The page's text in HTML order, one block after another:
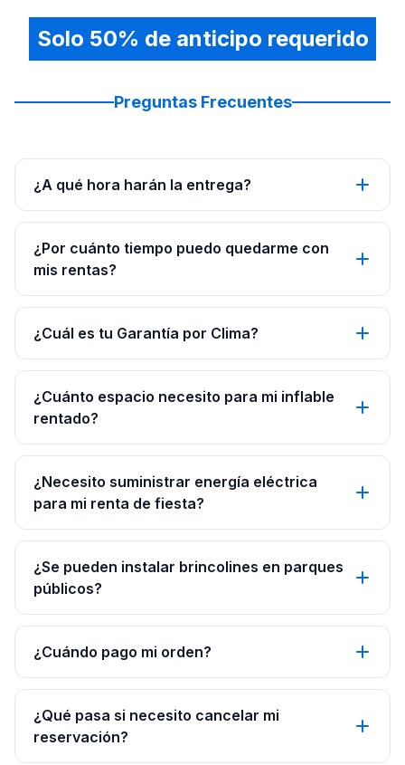
Solo 50% de anticipo requerido
Preguntas Frecuentes
¿A qué hora harán la entrega?
¿Por cuánto tiempo puedo quedarme con
mis rentas?
¿Cuál es tu Garantía por Clima?
¿Cuánto espacio necesito para mi inflable
rentado?
¿Necesito suministrar energía eléctrica
para mi renta de fiesta?
¿Se pueden instalar brincolines en parques
públicos?
¿Cuándo pago mi orden?
¿Qué pasa si necesito cancelar mi
reservación?